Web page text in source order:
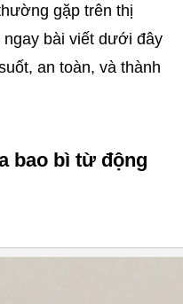
gặp trên thị
bài viết dưới đây
an toàn, và thành
bao bì từ động